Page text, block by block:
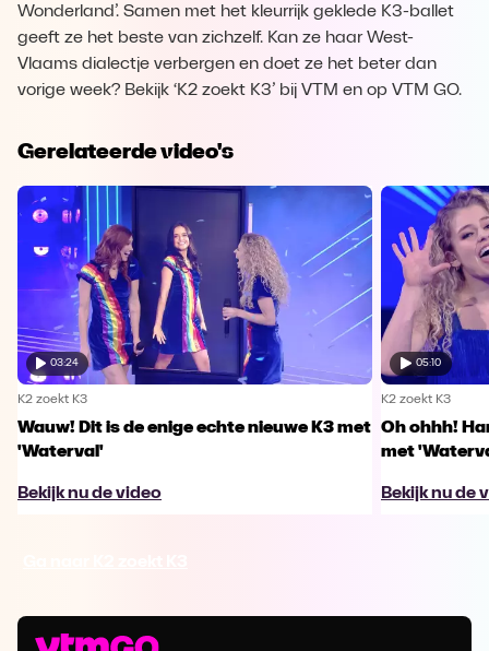
Wonderland’. Samen met het kleurrijk geklede K3-ballet
geeft ze het beste van zichzelf. Kan ze haar West-
Vlaams dialectje verbergen en doet ze het beter dan
vorige week? Bekijk ‘K2 zoekt K3’ bij VTM en op VTM GO.
Gerelateerde video's
03:24
K2 zoekt K3
Wauw! Dit is de enige echte nieuwe K3 met
'Waterval'
Bekijk nu de video
05:10
K2 zoekt K3
Oh ohhh!
met
Bekijk nu de